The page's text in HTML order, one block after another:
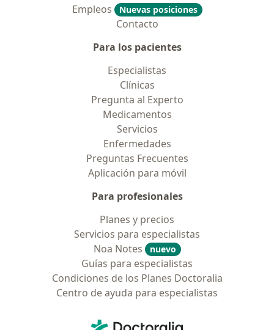
Empleos
Nuevas posiciones
Contacto
Para los pacientes
Especialistas
Clínicas
Pregunta al Experto
Medicamentos
Servicios
Enfermedades
Preguntas Frecuentes
Aplicación para móvil
Para profesionales
Planes y precios
Servicios para especialistas
Noa Notes
nuevo
Guías para especialistas
Condiciones de los Planes Doctoralia
Centro de ayuda para especialistas
Doctoralia - Página de inicio